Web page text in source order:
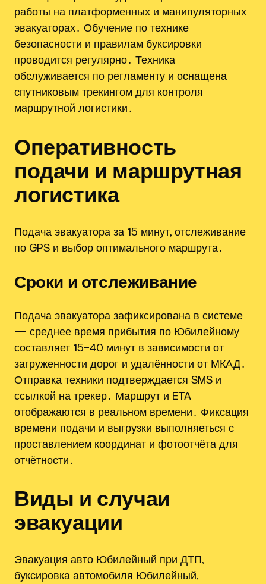
работы на платформенных и манипуляторных
эвакуаторах․ Обучение по технике
безопасности и правилам буксировки
проводится регулярно․ Техника
обслуживается по регламенту и оснащена
спутниковым трекингом для контроля
маршрутной логистики․
Оперативность
подачи и маршрутная
логистика
Подача эвакуатора за 15 минут, отслеживание
по GPS и выбор оптимального маршрута․
Сроки и отслеживание
Подача эвакуатора зафиксирована в системе
— среднее время прибытия по Юбилейному
составляет 15–40 минут в зависимости от
загруженности дорог и удалённости от МКАД․
Отправка техники подтверждается SMS и
ссылкой на трекер․ Маршрут и ETA
отображаются в реальном времени․ Фиксация
времени подачи и выгрузки выполняеться с
проставлением координат и фотоотчёта для
отчётности․
Виды и случаи
эвакуации
Эвакуация авто Юбилейный при ДТП,
буксировка автомобиля Юбилейный,